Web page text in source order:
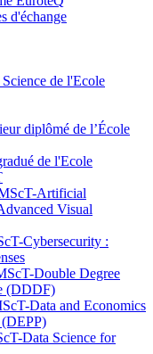
d'échange
de l'Ecole
diplômé de l’École
de l'Ecole
Artificial
Visual
Cybersecurity :
Double Degree
(DDDF)
Data and Economics
Data Science for